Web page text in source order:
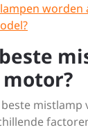
worden
beste